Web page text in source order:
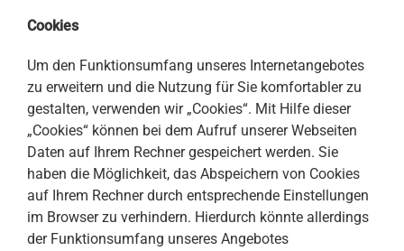
Cookies
Um den Funktionsumfang unseres Internetangebotes
zu erweitern und die Nutzung für Sie komfortabler zu
gestalten, verwenden wir „Cookies“. Mit Hilfe dieser
„Cookies“ können bei dem Aufruf unserer Webseiten
Daten auf Ihrem Rechner gespeichert werden. Sie
haben die Möglichkeit, das Abspeichern von Cookies
auf Ihrem Rechner durch entsprechende Einstellungen
im Browser zu verhindern. Hierdurch könnte allerdings
der Funktionsumfang unseres Angebotes